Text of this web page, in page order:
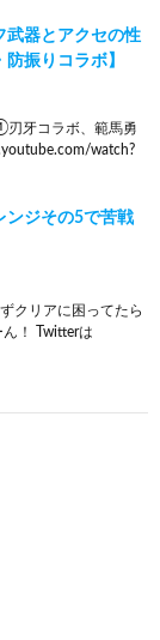
武器とアクセの性
振りコラボ】
牙コラボ、範馬勇
watch?
ンジその5で苦戦
クリアに困ってたら
！ Twitterは